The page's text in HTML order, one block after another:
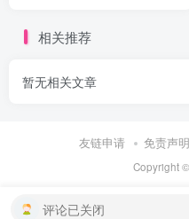
相关推荐
暂无相关文章
友链申请 免责声明
Copyright
评论已关闭